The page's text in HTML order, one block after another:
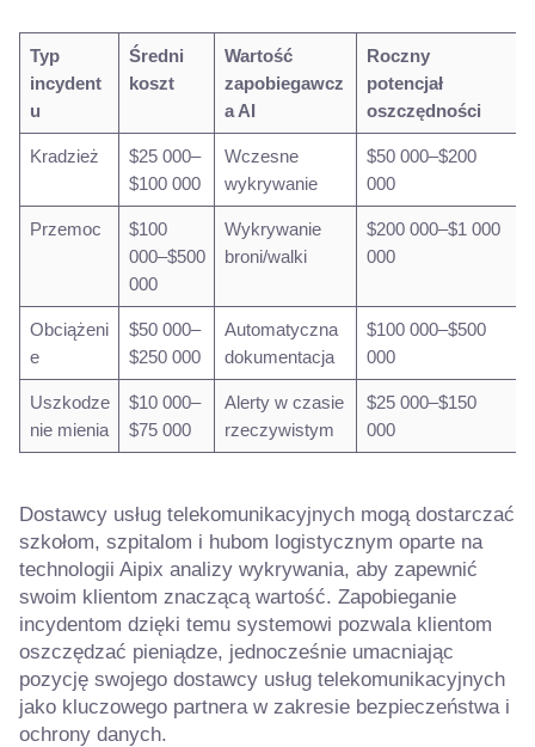
Typ
incydent
u
Średni
koszt
Wartość
zapobiegawcz
a AI
Roczny
potencjał
oszczędności
Kradzież
$25 000–
$100 000
Wczesne
wykrywanie
$50 000–$200
000
Przemoc
$100
000–$500
000
Wykrywanie
broni/walki
$200 000–$1 000
000
Obciążeni
e
$50 000–
$250 000
Automatyczna
dokumentacja
$100 000–$500
000
Uszkodze
nie mienia
$10 000–
$75 000
Alerty w czasie
rzeczywistym
$25 000–$150
000
Dostawcy usług telekomunikacyjnych mogą dostarczać
szkołom, szpitalom i hubom logistycznym oparte na
technologii Aipix analizy wykrywania, aby zapewnić
swoim klientom znaczącą wartość. Zapobieganie
incydentom dzięki temu systemowi pozwala klientom
oszczędzać pieniądze, jednocześnie umacniając
pozycję swojego dostawcy usług telekomunikacyjnych
jako kluczowego partnera w zakresie bezpieczeństwa i
ochrony danych.